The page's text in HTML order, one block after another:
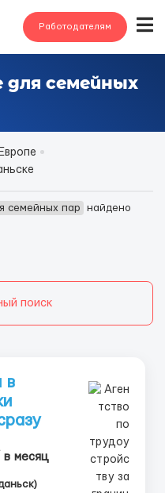
Работодателям
для семейных
семейных пар
найдено
поиск
в
в месяц